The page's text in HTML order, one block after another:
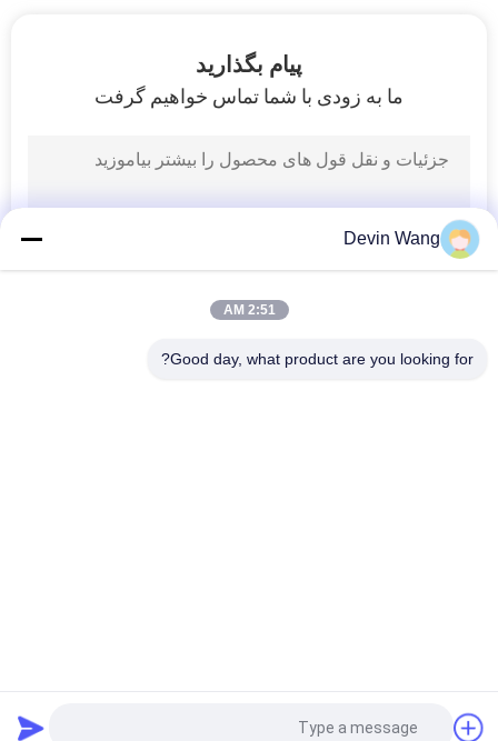
پیام بگذارید
ما به زودی با شما تماس خواهیم گرفت
درخواست نقل قول
Devin Wang
2:51 AM
Good day, what product are you looking for?